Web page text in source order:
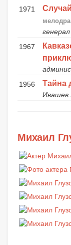
1971
генерал
1967
1956
Тайна
Ивашев
Михаил